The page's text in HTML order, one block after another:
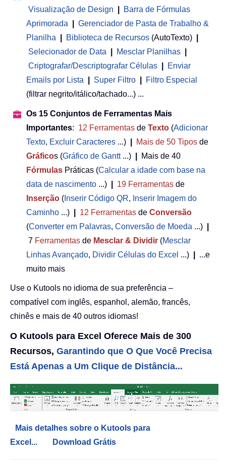
Visualização de Design
Barra de Fórmulas
Aprimorada
Gerenciador de Pasta de Trabalho &
Planilha
Biblioteca de Recursos (AutoTexto)
Selecionador de Data
Mesclar Planilhas
Criptografar/Descriptografar Células
Enviar
Emails por Lista
Super Filtro
Filtro Especial
(filtrar negrito/itálico/tachado...) ...
Os 15 Conjuntos de Ferramentas Mais
Importantes: 12 Ferramentas de Texto (Adicionar
Texto, Excluir Caracteres ...) Mais de 50 Tipos de
Gráficos (Gráfico de Gantt...)
Mais de 40
Fórmulas Práticas (Calcular a idade com base na
data de nascimento ...) 19 Ferramentas de
Inserção ( Inserir Código QR, Inserir Imagem do
Caminho ...) 12 Ferramentas de Conversão
(Converter em Palavras, Conversão de Moeda ...)
7 Ferramentas de Mesclar & Dividir (Mesclar
Linhas Avançado, Dividir Células do Excel ...)
...e
muito mais
Use o Kutools no idioma de sua preferência –
compatível com inglês, espanhol, alemão, francês,
chinês e mais de 40 outros idiomas!
O Kutools para Excel Oferece Mais de 300
Recursos, Garantindo que O Que Você Precisa
Está Apenas a Um Clique de Distância...
Mais detalhes sobre o Kutools para
Excel...
Download Grátis